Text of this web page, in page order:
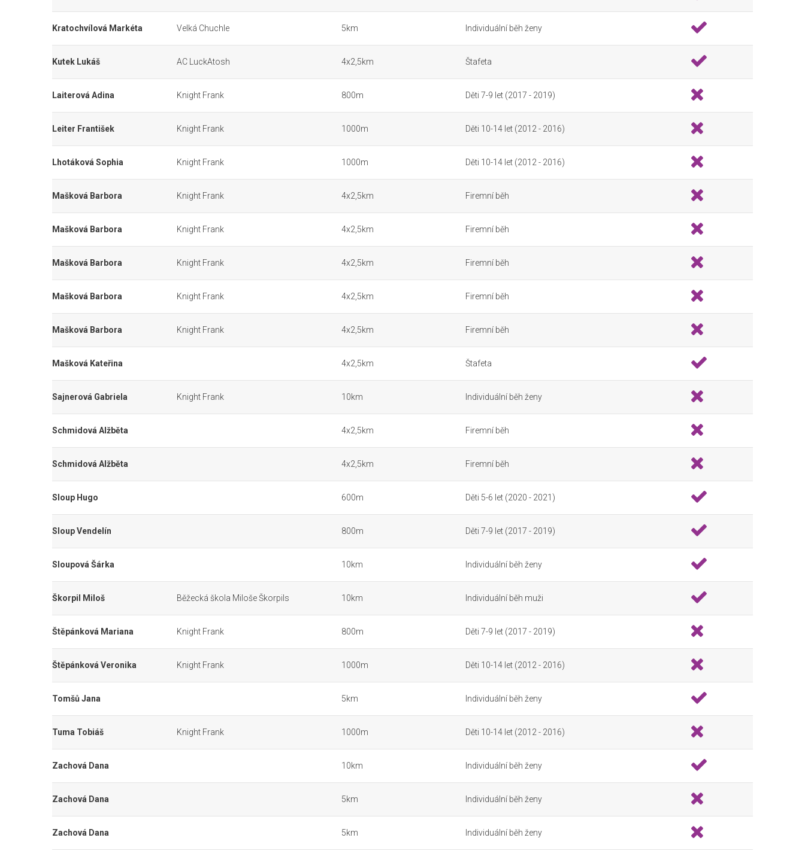
Kratochvílová Markéta Velká Chuchle 5km Individuální běh ženy
Kutek Lukáš AC LuckAtosh 4x2,5km Štafeta
Laiterová Adina Knight Frank 800m Děti 7-9 let (2017 - 2019)
Leiter František Knight Frank 1000m Děti 10-14 let (2012 - 2016)
Lhotáková Sophia Knight Frank 1000m Děti 10-14 let (2012 - 2016)
Mašková Barbora Knight Frank 4x2,5km Firemní běh
Mašková Barbora Knight Frank 4x2,5km Firemní běh
Mašková Barbora Knight Frank 4x2,5km Firemní běh
Mašková Barbora Knight Frank 4x2,5km Firemní běh
Mašková Barbora Knight Frank 4x2,5km Firemní běh
Mašková Kateřina 4x2,5km Štafeta
Sajnerová Gabriela Knight Frank 10km Individuální běh ženy
Schmidová Alžběta 4x2,5km Firemní běh
Schmidová Alžběta 4x2,5km Firemní běh
Sloup Hugo 600m Děti 5-6 let (2020 - 2021)
Sloup Vendelín 800m Děti 7-9 let (2017 - 2019)
Sloupová Šárka 10km Individuální běh ženy
Škorpil Miloš Běžecká škola Miloše Škorpils 10km Individuální běh muži
Štěpánková Mariana Knight Frank 800m Děti 7-9 let (2017 - 2019)
Štěpánková Veronika Knight Frank 1000m Děti 10-14 let (2012 - 2016)
Tomšů Jana 5km Individuální běh ženy
Tuma Tobiáš Knight Frank 1000m Děti 10-14 let (2012 - 2016)
Zachová Dana 10km Individuální běh ženy
Zachová Dana 5km Individuální běh ženy
Zachová Dana 5km Individuální běh ženy